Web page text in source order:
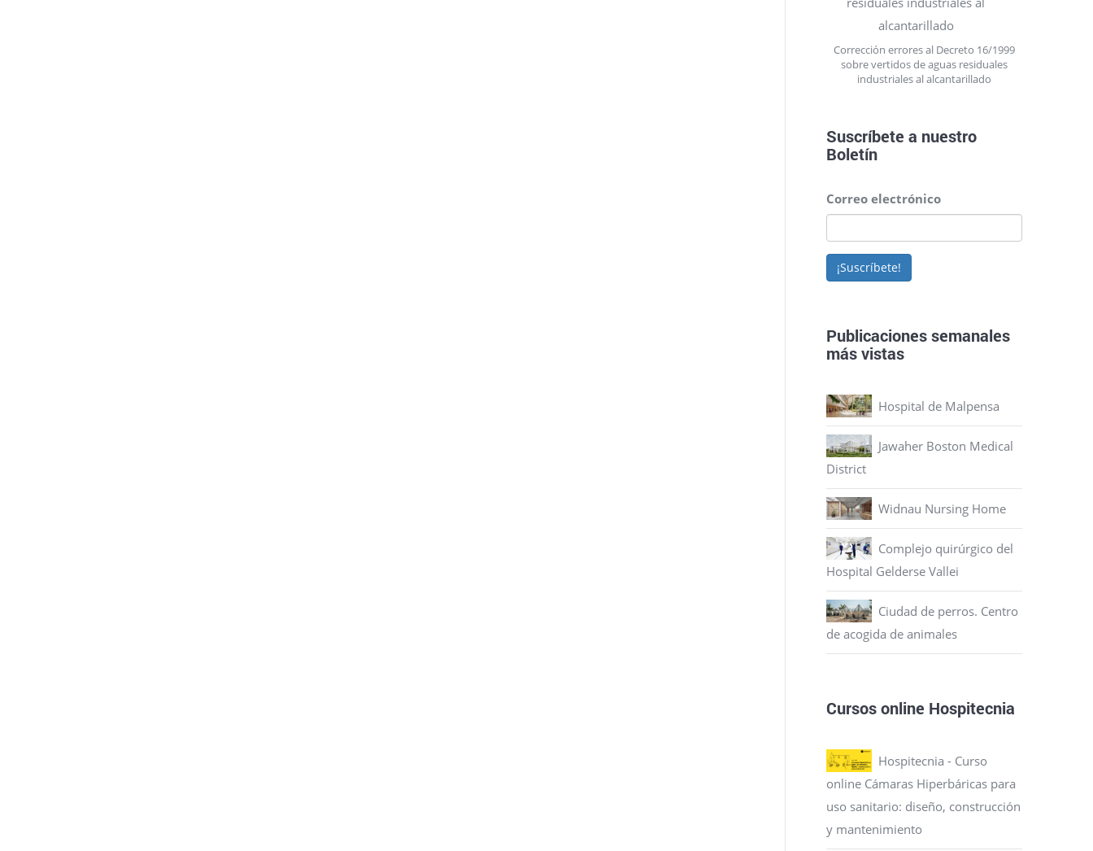
Corrección errores al Decreto 16/1999
sobre vertidos de aguas residuales
industriales al alcantarillado
Suscríbete a nuestro
Boletín
Correo electrónico
¡Suscríbete!
Publicaciones semanales
más vistas
Hospital de Malpensa
Jawaher Boston Medical
District
Widnau Nursing Home
Complejo quirúrgico del
Hospital Gelderse Vallei
Ciudad de perros. Centro
de acogida de animales
Cursos online Hospitecnia
Hospitecnia - Curso
online Cámaras Hiperbáricas para
uso sanitario: diseño, construcción
y mantenimiento